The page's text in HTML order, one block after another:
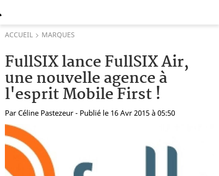
ACCUEIL MARQUES
FullSIX lance FullSIX Air,
une nouvelle agence à
l'esprit Mobile First !
Par Céline Pastezeur - Publié le 16 Avr 2015 à 05:50